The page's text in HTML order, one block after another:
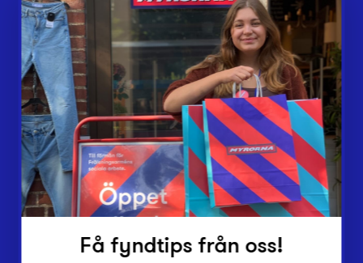
Webbshop
Butiker
Lämna in
Vårt överskott
Inlämningsplatser
Om Myrorna
Lediga jobb
Pressrum
Få fyndtips från oss!